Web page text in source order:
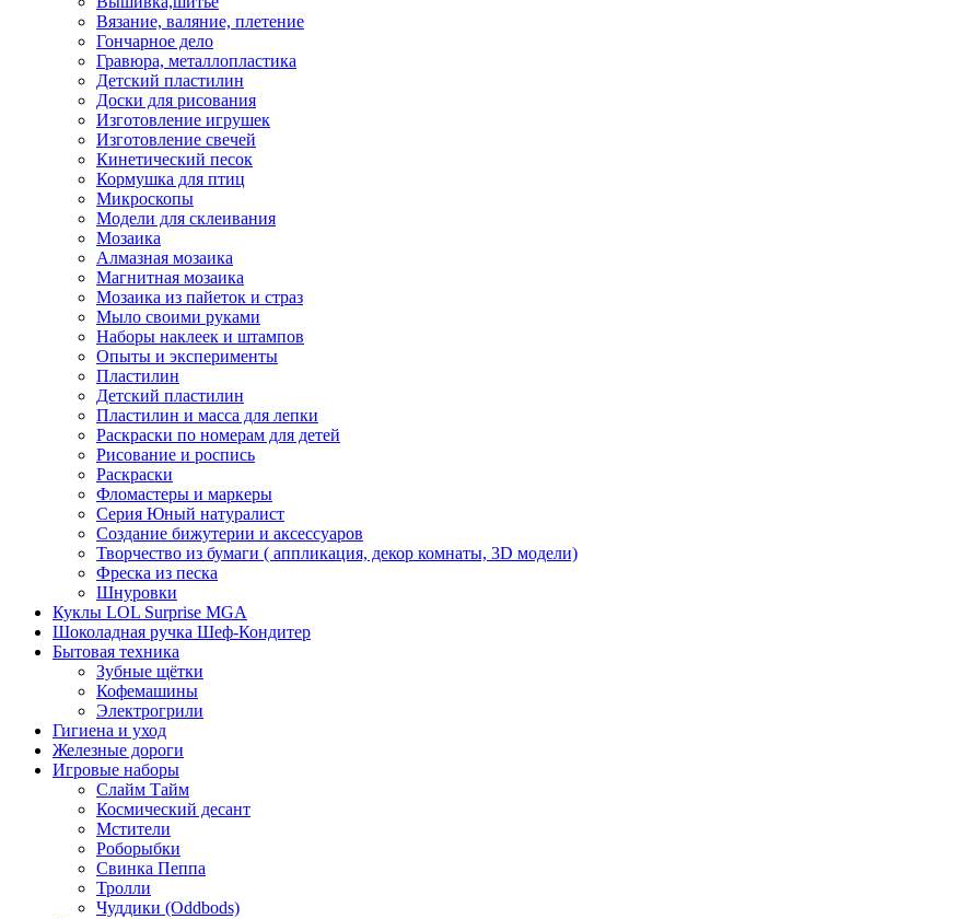
Вязание, валяние, плетение
Гончарное дело
Гравюра, металлопластика
Детский пластилин
Доски для рисования
Изготовление игрушек
Изготовление свечей
Кинетический песок
Кормушка для птиц
Микроскопы
Модели для склеивания
Мозаика
Алмазная мозаика
Магнитная мозаика
Мозаика из пайеток и страз
Мыло своими руками
Наборы наклеек и штампов
Опыты и эксперименты
Пластилин
Детский пластилин
Пластилин и масса для лепки
Раскраски по номерам для детей
Рисование и роспись
Раскраски
Фломастеры и маркеры
Серия Юный натуралист
Создание бижутерии и аксессуаров
Творчество из бумаги ( аппликация, декор комнаты, 3D модели)
Фреска из песка
Шнуровки
Куклы LOL Surprise MGA
Шоколадная ручка Шеф-Кондитер
Бытовая техника
Зубные щётки
Кофемашины
Электрогрили
Гигиена и уход
Железные дороги
Игровые наборы
Слайм Тайм
Космический десант
Мстители
Роборыбки
Свинка Пеппа
Тролли
Чуддики (Oddbods)